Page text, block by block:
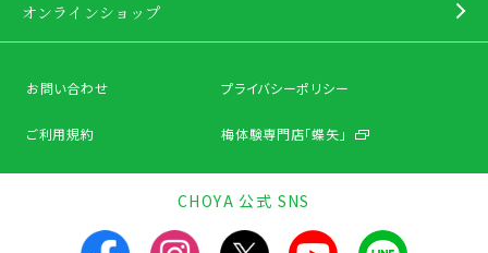
オンラインショップ
お問い合わせ プライバシーポリシー
ご利用規約 梅体験専門店「蝶矢」
CHOYA 公式 SNS